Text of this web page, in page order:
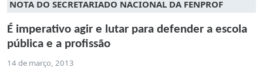
NOTA DO SECRETARIADO NACIONAL DA FENPROF
É imperativo agir e lutar para defender a escola
pública e a profissão
14 de março, 2013